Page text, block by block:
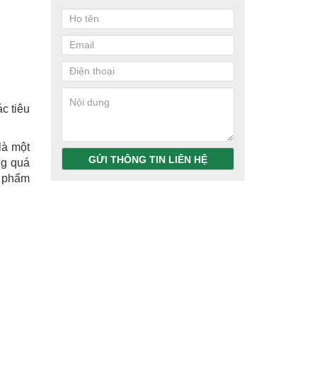
tiêu
một
quá
GỬI THÔNG TIN LIÊN HỆ